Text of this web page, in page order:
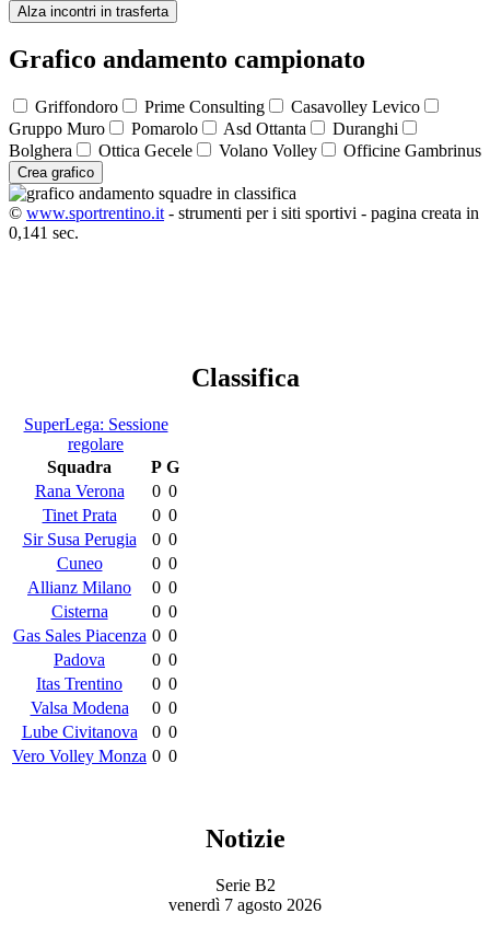
Alza incontri in trasferta
Grafico andamento campionato
Griffondoro Prime Consulting
Casavolley Levico
Gruppo Muro
Pomarolo Asd Ottanta
Duranghi
Bolghera
Ottica Gecele Volano Volley Officine Gambrinus
Crea grafico
© www.sportrentino.it- strumenti per i siti sportivi - pagina creata in
0,141 sec.
Classifica
SuperLega: Sessione
regolare
Squadra
P G
Rana Verona
0 0
Tinet Prata
0 0
Sir Susa Perugia
0 0
Cuneo
0 0
Allianz Milano
0 0
Cisterna
0 0
Gas Sales Piacenza 0 0
Padova
0 0
Itas Trentino
0 0
Valsa Modena
0 0
Lube Civitanova
0 0
Vero Volley Monza 0 0
Notizie
Serie B2
venerdì 7 agosto 2026